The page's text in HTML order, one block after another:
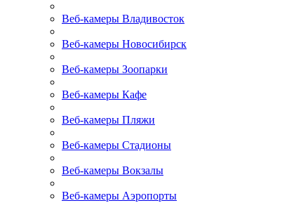
Веб-камеры Владивосток
Веб-камеры Новосибирск
Веб-камеры Зоопарки
Веб-камеры Кафе
Веб-камеры Пляжи
Веб-камеры Стадионы
Веб-камеры Вокзалы
Веб-камеры Аэропорты